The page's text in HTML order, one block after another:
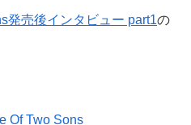
発売後インタビュー part1の
Of Two Sons